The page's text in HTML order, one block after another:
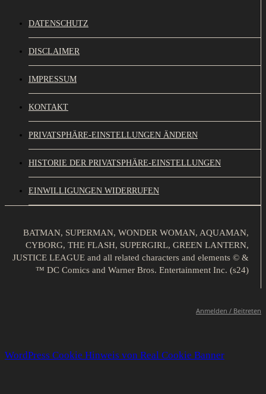
DATENSCHUTZ
DISCLAIMER
IMPRESSUM
KONTAKT
PRIVATSPHÄRE-EINSTELLUNGEN ÄNDERN
HISTORIE DER PRIVATSPHÄRE-EINSTELLUNGEN
EINWILLIGUNGEN WIDERRUFEN
BATMAN, SUPERMAN, WONDER WOMAN, AQUAMAN,
CYBORG, THE FLASH, SUPERGIRL, GREEN LANTERN,
JUSTICE LEAGUE and all related characters and elements © &
™ DC Comics and Warner Bros. Entertainment Inc. (s24)
Anmelden / Beitreten
WordPress Cookie Hinweis von Real Cookie Banner